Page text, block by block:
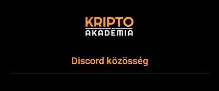
Discord közösség